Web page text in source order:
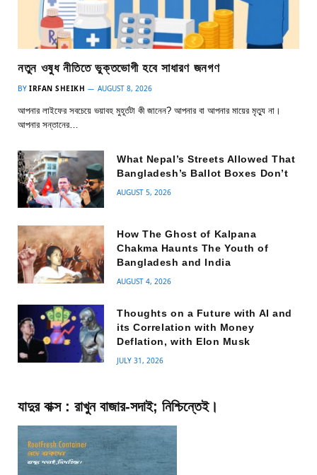
নতুন ওষুধ নীতিতে ভুক্তভোগী হবে সাধারণ জনগণ
BY IRFAN SHEIKH AUGUST 8, 2026
আপনার লাইফের সবচেয়ে ভয়াবহ মুহূর্তটা কী জানেন? আপনার বা আপনার মায়ের মৃত্যু না।
আপনার সন্তানের…
What Nepal’s Streets Allowed That
Bangladesh’s Ballot Boxes Don’t
AUGUST 5, 2026
How The Ghost of Kalpana
Chakma Haunts The Youth of
Bangladesh and India
AUGUST 4, 2026
Thoughts on a Future with AI and
its Correlation with Money
Deflation, with Elon Musk
JULY 31, 2026
যাদুর বাক্স : রাখুন বাজার-সদাই; নিশ্চিন্তেই।